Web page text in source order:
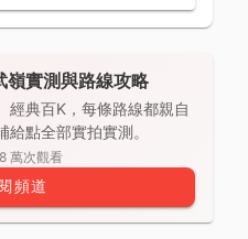
嶺實測與路線攻略
經典百K，每條路線都親自
點全部實拍實測。
萬次觀看
頻道